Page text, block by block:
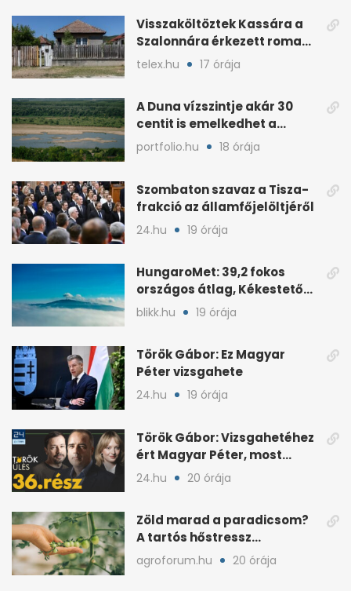
Visszaköltöztek Kassára a
Szalonnára érkezett roma
családok
telex.hu 17 órája
A Duna vízszintje akár 30
centit is emelkedhet a
nyugati esők után
portfolio.hu 18 órája
Szombaton szavaz a Tisza-
frakció az államfőjelöltjéről
24.hu 19 órája
HungaroMet: 39,2 fokos
országos átlag, Kékestetőn
hajszál híján rekord
blikk.hu 19 órája
Török Gábor: Ez Magyar
Péter vizsgahete
24.hu 19 órája
Török Gábor: Vizsgahetéhez
ért Magyar Péter, most
minden róla szól
24.hu 20 órája
Zöld marad a paradicsom?
A tartós hőstressz
késleltetheti az érést
agroforum.hu 20 órája